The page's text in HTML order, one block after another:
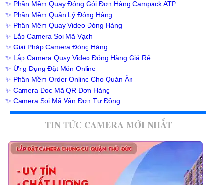
✨ Phần Mềm Quay Đóng Gói Đơn Hàng Campack ATP
✨ Phần Mềm Quản Lý Đóng Hàng
✨ Phần Mềm Quay Video Đóng Hàng
✨ Lắp Camera Soi Mã Vạch
✨ Giải Pháp Camera Đóng Hàng
✨ Lắp Camera Quay Video Đóng Hàng Giá Rẻ
✨ Ứng Dụng Đặt Món Online
✨ Phần Mềm Order Online Cho Quán Ăn
✨ Camera Đọc Mã QR Đơn Hàng
✨ Camera Soi Mã Vận Đơn Tự Động
TIN TỨC CAMERA MỚI NHẤT